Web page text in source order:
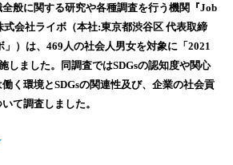
般に関する研究や各種調査を行う機関『Job
会社ライボ（本社:東京都渋谷区 代表取締
）は、469人の社会人男女を対象に「2021
しました。同調査ではSDGsの認知度や関心
く環境とSDGsの関連性及び、企業の社会貢
て調査しました。